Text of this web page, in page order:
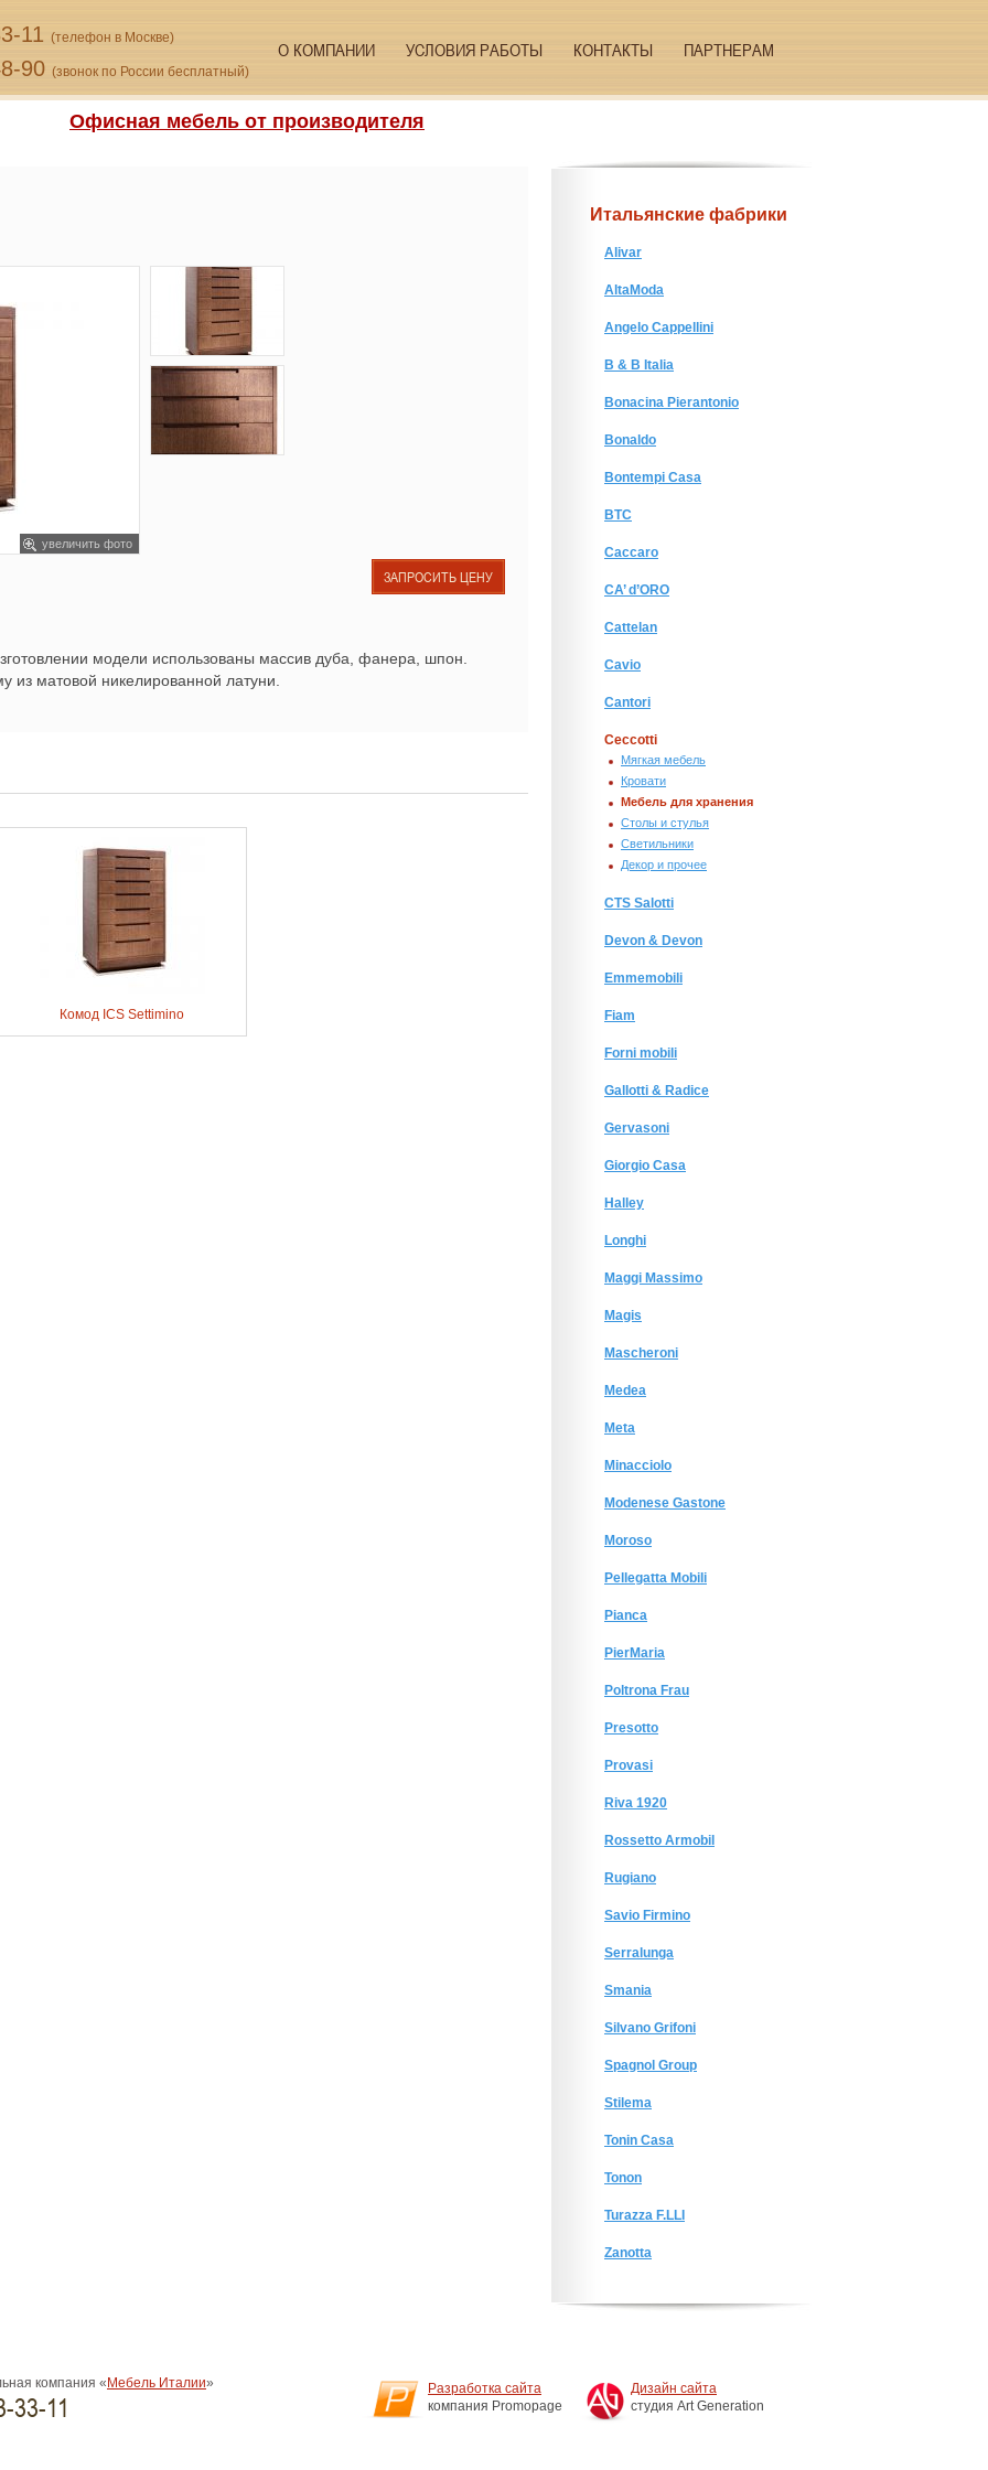
11 (телефон в Москве)
90 (звонок по России бесплатный)
О КОМПАНИИ УСЛОВИЯ РАБОТЫ КОНТАКТЫ ПАРТНЕРАМ
Офисная мебель от производителя
увеличить фото
ЗАПРОСИТЬ ЦЕНУ
модели использованы массив дуба, фанера, шпон.
из матовой никелированной латуни.
Комод ICS Settimino
Итальянские фабрики
Alivar
AltaModa
Angelo Cappellini
B & B Italia
Bonacina Pierantonio
Bonaldo
Bontempi Casa
BTC
Caccaro
CA’ d’ORO
Cattelan
Cavio
Cantori
Ceccotti
Мягкая мебель
Кровати
Мебель для хранения
Столы и стулья
Светильники
Декор и прочее
CTS Salotti
Devon & Devon
Emmemobili
Fiam
Forni mobili
Gallotti & Radice
Gervasoni
Giorgio Сasa
Halley
Longhi
Maggi Massimo
Magis
Mascheroni
Medea
Meta
Minacciolo
Modenese Gastone
Moroso
Pellegatta Mobili
Pianca
PierMaria
Poltrona Frau
Presotto
Provasi
Riva 1920
Rossetto Armobil
Rugiano
Savio Firmino
Serralunga
Smania
Silvano Grifoni
Spagnol Group
Stilema
Tonin Casa
Tonon
Turazza F.LLI
Zanotta
компания « Мебель Италии»
33-11
Дизайн сайта
студия Art Generation
Разработка сайта
компания Promopage